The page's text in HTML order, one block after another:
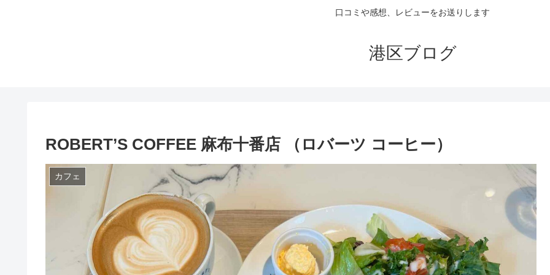
口コミや感想、レビューをお送りします
港区ブログ
ROBERT’S COFFEE 麻布十番店 （ロバーツ コーヒー）
カフェ